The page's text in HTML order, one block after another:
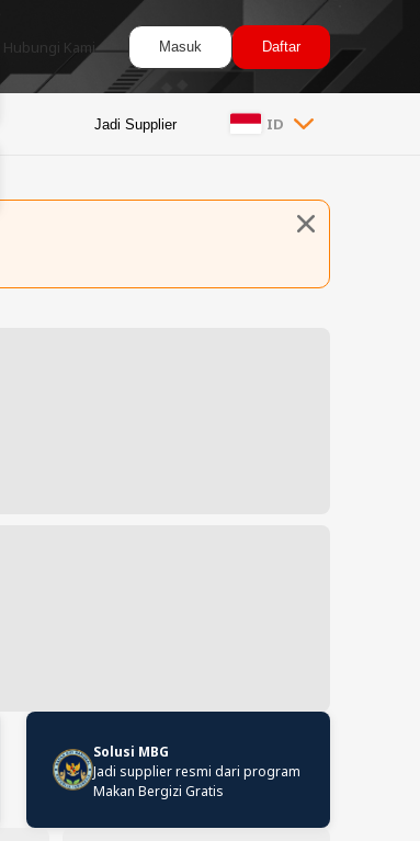
Hubungi Kami Masuk Daftar
Jadi Supplier ID
Solusi MBG
Jadi supplier resmi dari program
Makan Bergizi Gratis